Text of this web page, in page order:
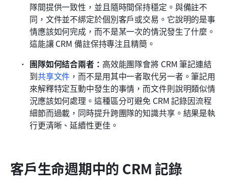
隊間提供一致性，並且隨時間保持穩定。與備註不
同，文件並不綁定於個別客戶或交易。它說明的是事
情應該如何完成，而不是某一次的情況發生了什麼。
這能讓 CRM 備註保持專注且精簡。
團隊如何結合兩者： 高效能團隊會將 CRM 筆記連結
到共享文件 ，而不是用其中一者取代另一者。筆記用
來解釋特定互動中發生的事情，而文件則說明類似情
況應該如何處理。這種區分可避免 CRM 記錄因流程
細節而過載，同時提升跨團隊的知識共享。結果是執
行更清晰、延續性更佳。
客戶生命週期中的 CRM 記錄